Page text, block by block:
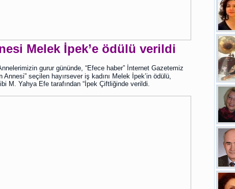
Melek İpek’e ödülü verildi
gurur gününde, “Efece haber” İnternet Gazetemiz
Annesi” seçilen hayırsever iş kadını Melek İpek’in ödülü,
M. Yahya Efe tarafından “İpek Çiftliğinde verildi.